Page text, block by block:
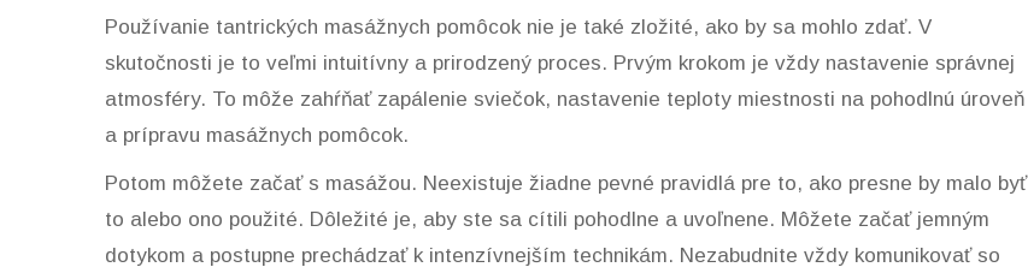
Používanie tantrických masážnych pomôcok nie je také zložité, ako by sa mohlo zdať. V
skutočnosti je to veľmi intuitívny a prirodzený proces. Prvým krokom je vždy nastavenie správnej
atmosféry. To môže zahŕňať zapálenie sviečok, nastavenie teploty miestnosti na pohodlnú úroveň
a prípravu masážnych pomôcok.
Potom môžete začať s masážou. Neexistuje žiadne pevné pravidlá pre to, ako presne by malo byť
to alebo ono použité. Dôležité je, aby ste sa cítili pohodlne a uvoľnene. Môžete začať jemným
dotykom a postupne prechádzať k intenzívnejším technikám. Nezabudnite vždy komunikovať so